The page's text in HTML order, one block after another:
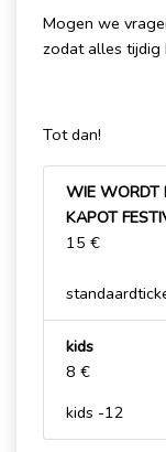
Mogen we
zodat alles tijdig
Tot dan!
WIE WORDT
KAPOT
15 €
kids
8 €
kids -12